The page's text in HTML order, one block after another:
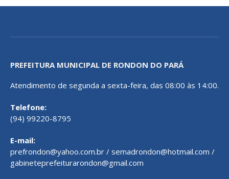
PREFEITURA MUNICIPAL DE RONDON DO PARÁ
Atendimento de segunda a sexta-feira, das 08:00 às 14:00.
Telefone:
(94) 99220-8795
E-mail:
prefrondon@yahoo.com.br / semadrondon@hotmail.com /
gabineteprefeiturarondon@gmail.com